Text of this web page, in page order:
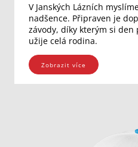
V Janských Lázních
nadšence. Připraven je
závody, díky kterým si den
užije celá rodina.
Zobrazit více